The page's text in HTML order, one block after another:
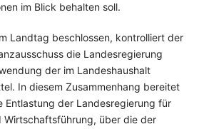
im Blick behalten soll.
Landtag beschlossen, kontrolliert der
die Landesregierung
der im Landeshaushalt
In diesem Zusammenhang bereitet
Entlastung der Landesregierung für
Wirtschaftsführung, über die der